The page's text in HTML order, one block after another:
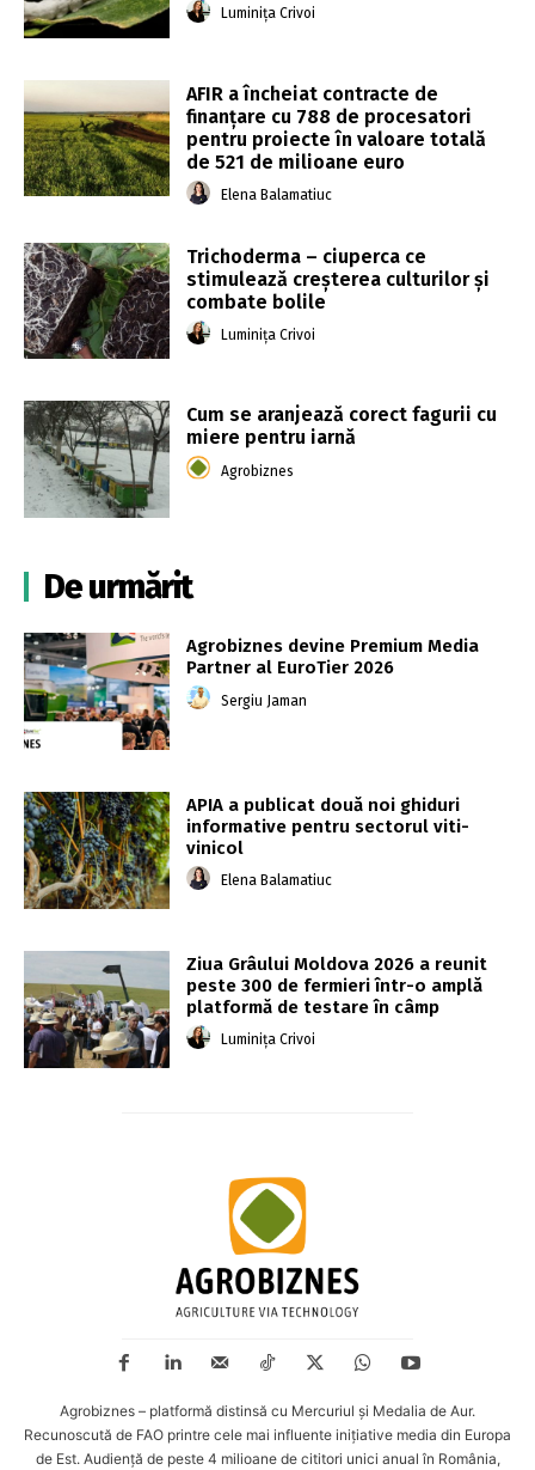
Luminița Crivoi
AFIR a încheiat contracte de
finanţare cu 788 de procesatori
pentru proiecte în valoare totală
de 521 de milioane euro
Elena Balamatiuc
Trichoderma – ciuperca ce
stimulează creșterea culturilor și
combate bolile
Luminița Crivoi
Cum se aranjează corect fagurii cu
miere pentru iarnă
Agrobiznes
De urmărit
Agrobiznes devine Premium Media
Partner al EuroTier 2026
Sergiu Jaman
APIA a publicat două noi ghiduri
informative pentru sectorul viti-
vinicol
Elena Balamatiuc
Ziua Grâului Moldova 2026 a reunit
peste 300 de fermieri într-o amplă
platformă de testare în câmp
Luminița Crivoi
Agrobiznes – platformă distinsă cu Mercuriul și Medalia de Aur.
Recunoscută de FAO printre cele mai influente inițiative media din Europa
de Est. Audiență de peste 4 milioane de cititori unici anual în România,